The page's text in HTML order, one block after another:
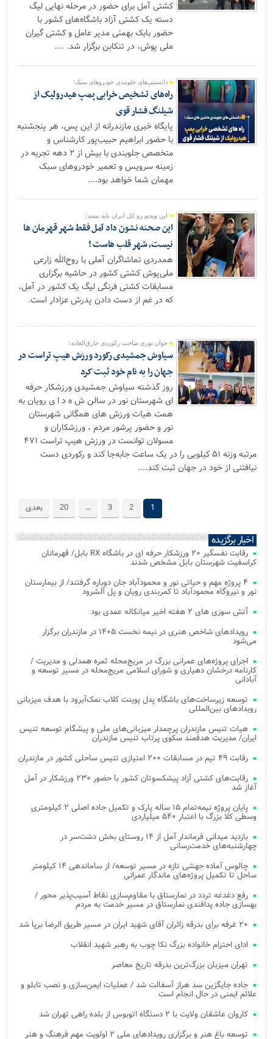
کشتی آمل برای حضور در مرحله نهایی لیگ
دسته یک کشتی آزاد باشگاه‌های کشور با
حضور بابک بهمنی مدیر عامل و کشتی گیران
ملی پوش، در تنکابن برگزار شد. ....
دانستنی‌های جلوبندی خودروهای سبک؛
راه‌های تشخیص خرابی پمپ هیدرولیک از
شیلنگ فشار قوی
پایگاه خبری مازندرانه از این پس، هر پنجشنبه
با حضور ابراهیم حبیب‌پور کارشناس و
متخصص جلوبندی با بیش از ۲ دهه تجربه در
زمینه سرویس و تعمیر خودروهای سبک
مهمان شما خواهد بود....
این ویدیو رو کل ایران باید ببینند؛
این صحنه نشون داد آمل فقط شهر قهرمان ها
نیست، شهر قلب هاست !
همدردی تماشاگران آملی با روح‌الله زارعی
ملی‌پوش کشتی کشور در حاشیه برگزاری
مسابقات کشتی فرنگی لیگ یک کشور در آمل،
که در غم از دست دادن پدرش عزادار است.
جوان نوری صاحب رکوردی خارق‌العاده ؛
سیاوش جمشیدی رکورد ورزش هیپ تراست در
جهان را به نام خود ثبت کرد
روز گذشته سیاوش جمشیدی ورزشکار حرفه
ای شهرستان نور در سالن ش ه د ا ی رویان به
همت هیات ورزش های همگانی شهرستان
نور و حضور پرشور مردم ، ورزشکاران و
مسولان توانست در ورزش هیپ تراست ۴۷۱
مرتبه وزنه ۵۱ کیلویی را در یک ساعت جابه‌جا کند و رکوردی دست
نیافتنی از خود در جهان ثبت کند....
1
2
3
…
20 بعدی
اخبار برگزیده
رقابت نفسگیر ۲۰ ورزشکار حرفه ای در باشگاه RX بابل/ قهرمانان
کراسفیت شهرستان بابل مشخص شدند
۴ پروژه مهم و حیاتی نور و محمودآباد جان دوباره گرفتند/ از بیمارستان
نور و نیروگاه محمودآباد تا کمربندی رویان و پل آلشرود
آتش‌ سوزی‌ های ۲ هفته اخیر میانکاله عمدی بود
رویدادهای شاخص هنری در نیمه نخست ۱۴۰۵ در مازندران برگزار
می‌شود
اجرای پروژه‌های عمرانی بزرگ در مریج‌محله ثمره همدلی و مدیریت /
کارنامه درخشان دهیاری و شورای اسلامی مریج‌محله در مسیر توسعه و
آبادانی
توسعه زیرساخت‌های باشگاه پدل پوینت کلاب نمک‌آبرود با هدف میزبانی
رویدادهای بین‌المللی
هیات تنیس مازندران پرچمدار میزبانی‌های ملی و پیشگام توسعه تنیس
ایران/ مدیریت هدفمند سکوی پرتاب تنیس مازندران
رقابت ۴۹ تیم در مسابقات ۲۰۰ امتیازی تنیس ساحلی کشور در مازندران
رقابت‌های کشتی آزاد پیشکسوتان کشور با حضور ۲۳۰ ورزشکار در آمل
آغاز شد
پایان پروژه نیمه‌تمام ۱۵ ساله پارک و تکمیل جاده اصلی ۲ کیلومتری
وسطی کلا بزرگ با اعتبار ۵۴۰ میلیاردی
بازدید میدانی فرماندار آمل از ۱۴ روستای بخش دشت‌سر در
چهارشنبه‌های خدمت‌رسانی
چالوس آماده جهشی تازه در مسیر توسعه/ از ساماندهی ۱۴ کیلومتر
ساحل تا تکمیل پروژه‌های ماندگار عمرانی
رفع دغدغه تردد در نمارستاق با مقاوم‌سازی نقاط آسیب‌پذیر محور /
بهسازی جاده پدافندی نمارستاق در مسیر خدمت به مردم
۲۰ غرفه برای بدرقه زائران آقای شهید ایران در مسیر طریق الرضا برپا شد
ادای احترام خانواده بزرگ نکا چوب به رهبر شهید انقلاب
تهران میزبان بزرگ‌ترین بدرقه تاریخ معاصر
جاده جایگزین سد هراز آسفالت شد / عملیات ایمن‌سازی و نصب تابلو و
علائم ایمنی در حال انجام است
کاروان عاشقان ولایت با ۲ دستگاه اتوبوس از بلده راهی تهران شد
توسعه باغ هنر و برگزاری رویدادهای ملی ۲ اولویت مهم فرهنگ و هنر